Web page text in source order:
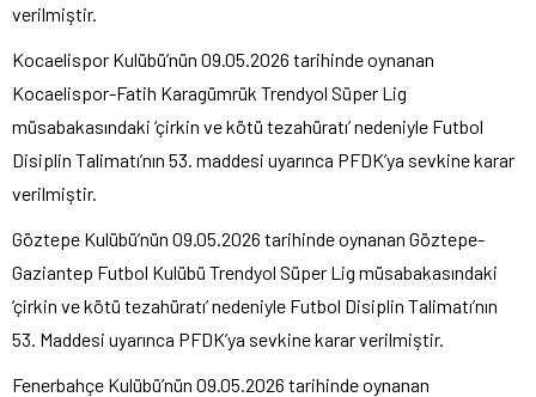
verilmiştir.
Kocaelispor Kulübü’nün 09.05.2026 tarihinde oynanan
Kocaelispor-Fatih Karagümrük Trendyol Süper Lig
müsabakasındaki ‘çirkin ve kötü tezahüratı’ nedeniyle Futbol
Disiplin Talimatı’nın 53. maddesi uyarınca PFDK’ya sevkine karar
verilmiştir.
Göztepe Kulübü’nün 09.05.2026 tarihinde oynanan Göztepe-
Gaziantep Futbol Kulübü Trendyol Süper Lig müsabakasındaki
‘çirkin ve kötü tezahüratı’ nedeniyle Futbol Disiplin Talimatı’nın
53. Maddesi uyarınca PFDK’ya sevkine karar verilmiştir.
Fenerbahçe Kulübü’nün 09.05.2026 tarihinde oynanan